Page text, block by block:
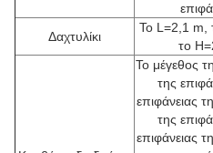
Δαχτυλίκι
Το L=2,1 m,
το
Το μέγεθος
της
επιφάνειας
της
επιφάνειας